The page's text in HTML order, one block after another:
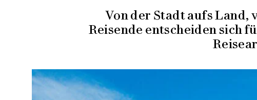
Von der Stadt aufs
Reisende entscheiden sich